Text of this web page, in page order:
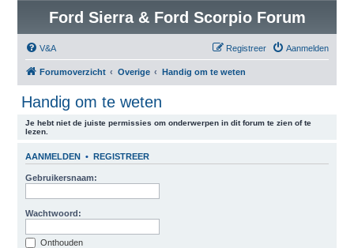
Ford Sierra & Ford Scorpio Forum
V&A Aanmelden
Registreer
Forumoverzicht Overige Handig om te weten
Handig om te weten
Je hebt niet de juiste permissies om onderwerpen in dit forum te zien of te
lezen.
AANMELDEN • REGISTREER
Gebruikersnaam:
Wachtwoord:
Onthouden